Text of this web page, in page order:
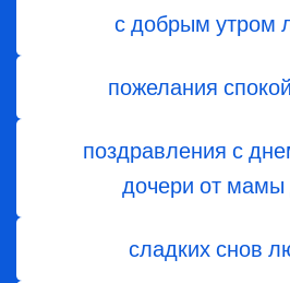
с добрым утром
пожелания
поздравления с
дочери от мамы
сладких снов